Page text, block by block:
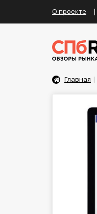
О проекте |
Главная |